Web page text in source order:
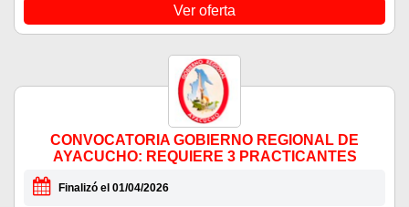
Ver oferta
CONVOCATORIA GOBIERNO REGIONAL DE
AYACUCHO: REQUIERE 3 PRACTICANTES
Finalizó el 01/04/2026